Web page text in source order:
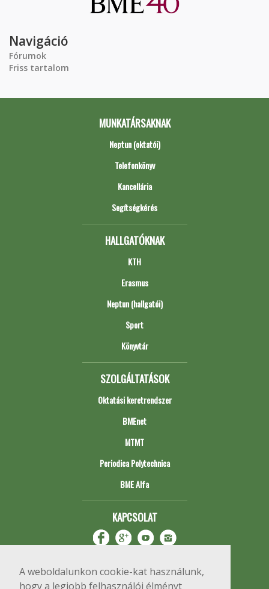
A weboldalunkon cookie-kat használunk,
hogy a legjobb felhasználói élményt
Navigáció
Fórumok
Friss tartalom
MUNKATÁRSAKNAK
Neptun (oktatói)
Telefonkönyv
Kancellária
Segítségkérés
HALLGATÓKNAK
KTH
Erasmus
Neptun (hallgatói)
Sport
Könyvtár
SZOLGÁLTATÁSOK
Oktatási keretrendszer
BMEnet
MTMT
Periodica Polytechnica
BME Alfa
KAPCSOLAT